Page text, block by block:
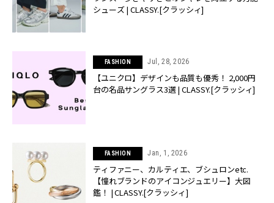
シューズ | CLASSY.[クラッシィ]
FASHION Jul, 28, 2026
【ユニクロ】デザインも品質も優秀！ 2,000円
台の名品サングラス3選 | CLASSY.[クラッシィ]
FASHION Jan, 1, 2026
ティファニー、カルティエ、ブシュロンetc.
【憧れブランドのアイコンジュエリー】大図
鑑！ | CLASSY.[クラッシィ]